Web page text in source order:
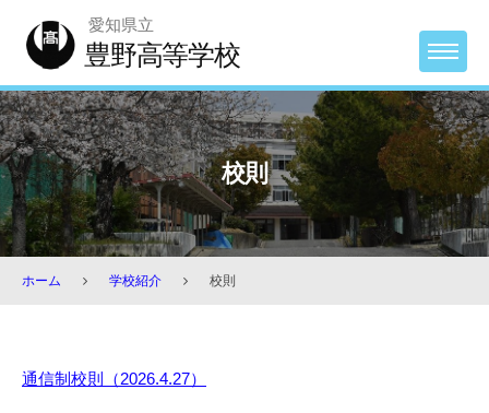
content
愛知県立
豊野高等学校 MENU
校則
ホーム 学校紹介 校則
校
通信制校則（2026.4.27）